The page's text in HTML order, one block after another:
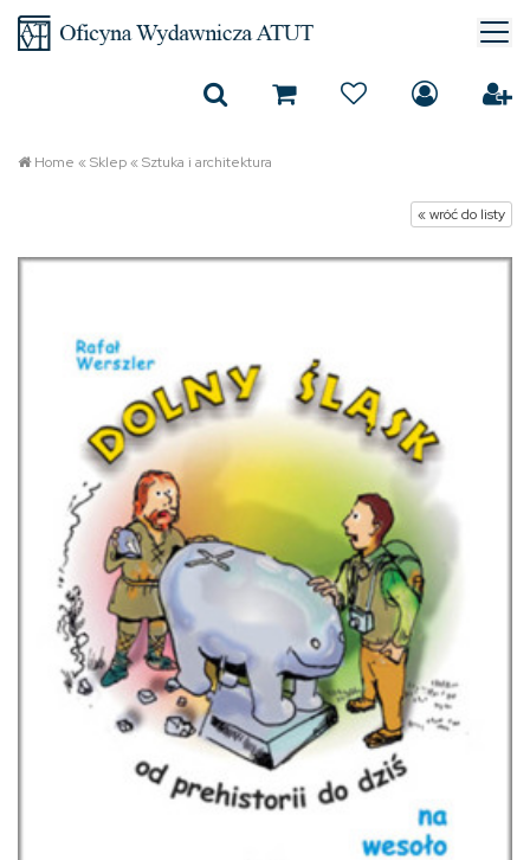
Home «Sklep«Sztuka i architektura
« wróć do listy